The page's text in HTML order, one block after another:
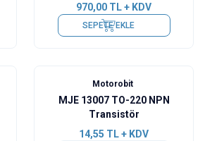
970,00 TL + KDV
SEPETE EKLE
Motorobit
MJE 13007 TO-220 NPN
Transistör
14,55 TL + KDV